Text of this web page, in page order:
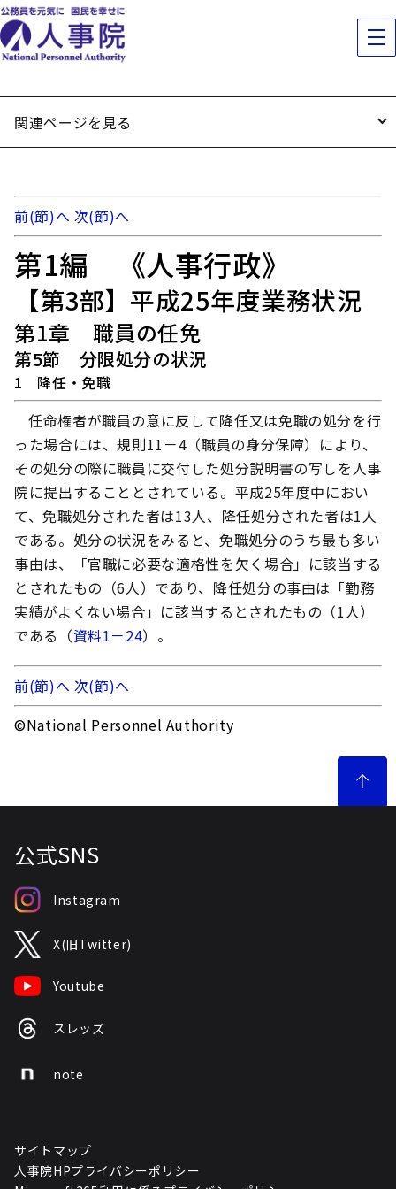
関連ページを見る
前(節)へ 次(節)へ
第1編 《人事行政》
【第3部】平成25年度業務状況
第1章 職員の任免
第5節 分限処分の状況
1 降任・免職
任命権者が職員の意に反して降任又は免職の処分を行
った場合には、規則11－4（職員の身分保障）により、
その処分の際に職員に交付した処分説明書の写しを人事
院に提出することとされている。平成25年度中におい
て、免職処分された者は13人、降任処分された者は1人
である。処分の状況をみると、免職処分のうち最も多い
事由は、「官職に必要な適格性を欠く場合」に該当する
とされたもの（6人）であり、降任処分の事由は「勤務
実績がよくない場合」に該当するとされたもの（1人）
である（資料1－24）。
前(節)へ 次(節)へ
©National Personnel Authority
公式SNS
Instagram
X(旧Twitter)
Youtube
スレッズ
note
サイトマップ
人事院HPプライバシーポリシー